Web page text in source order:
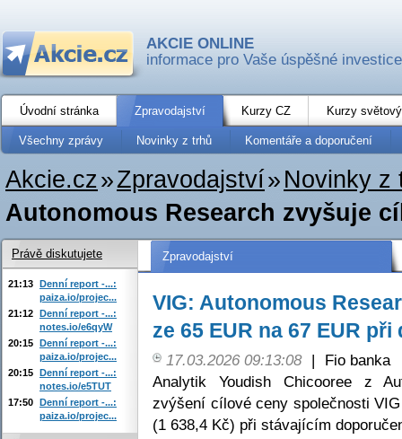
AKCIE ONLINE
informace pro Vaše úspěšné investice
Úvodní stránka Zpravodajství Kurzy CZ Kurzy
Všechny zprávy Novinky z trhů Komentáře a doporučení
Akcie.cz»Zpravodajství» Novinky z
Autonomous Research zvyšuje
Zpravodajství
VIG: Autonomous
ze 65 EUR na 67 EUR
17.03.2026 09:13:08 |
Fio banka
Analytik Youdish Chicooree z
zvýšení cílové ceny společnosti
(1 638,4 Kč) při stávajícím
Právě diskutujete
21:13 Denní report -...:
paiza.io/projec...
21:12 Denní report -...:
notes.io/e6qyW
20:15 Denní report -...:
paiza.io/projec...
20:15 Denní report -...:
notes.io/e5TUT
17:50 Denní report -...:
paiza.io/projec...